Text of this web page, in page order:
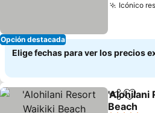
Opción destacada
Icónico
Elige fechas para ver los precios
Compartir
'Alohilani
Beach